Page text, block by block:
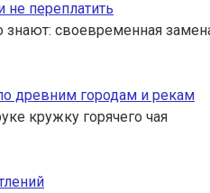
не переплатить
своевременная
древним городам и рекам
кружку горячего чая